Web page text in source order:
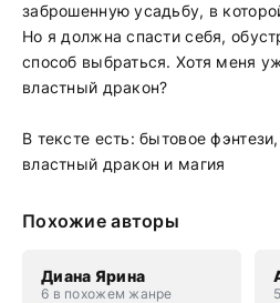
заброшенную усадьбу, в
Но я должна спасти себя,
способ выбраться. Хотя меня
властный дракон?
В тексте есть: бытовое
властный дракон и магия
Похожие авторы
Диана Ярина
6 в похожем жанре